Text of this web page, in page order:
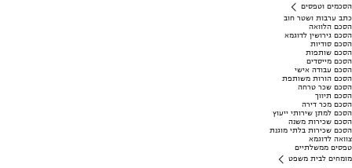
הסכמים וטפסים
כתב ערבות ושטר חוב
הסכם הלוואה
הסכם גירושין לדוגמא
הסכם סודיות
הסכם שותפות
הסכם מייסדים
הסכם עבודה אישי
הסכם הורות משותפת
הסכם שכר טרחה
הסכם תיווך
הסכם מכר דירה
הסכם למתן שירותי ייעוץ
הסכם שכירות משנה
הסכם שכירות בלתי מוגנת
צוואה לדוגמא
טפסים ממשלתיים
מומחים לבית משפט